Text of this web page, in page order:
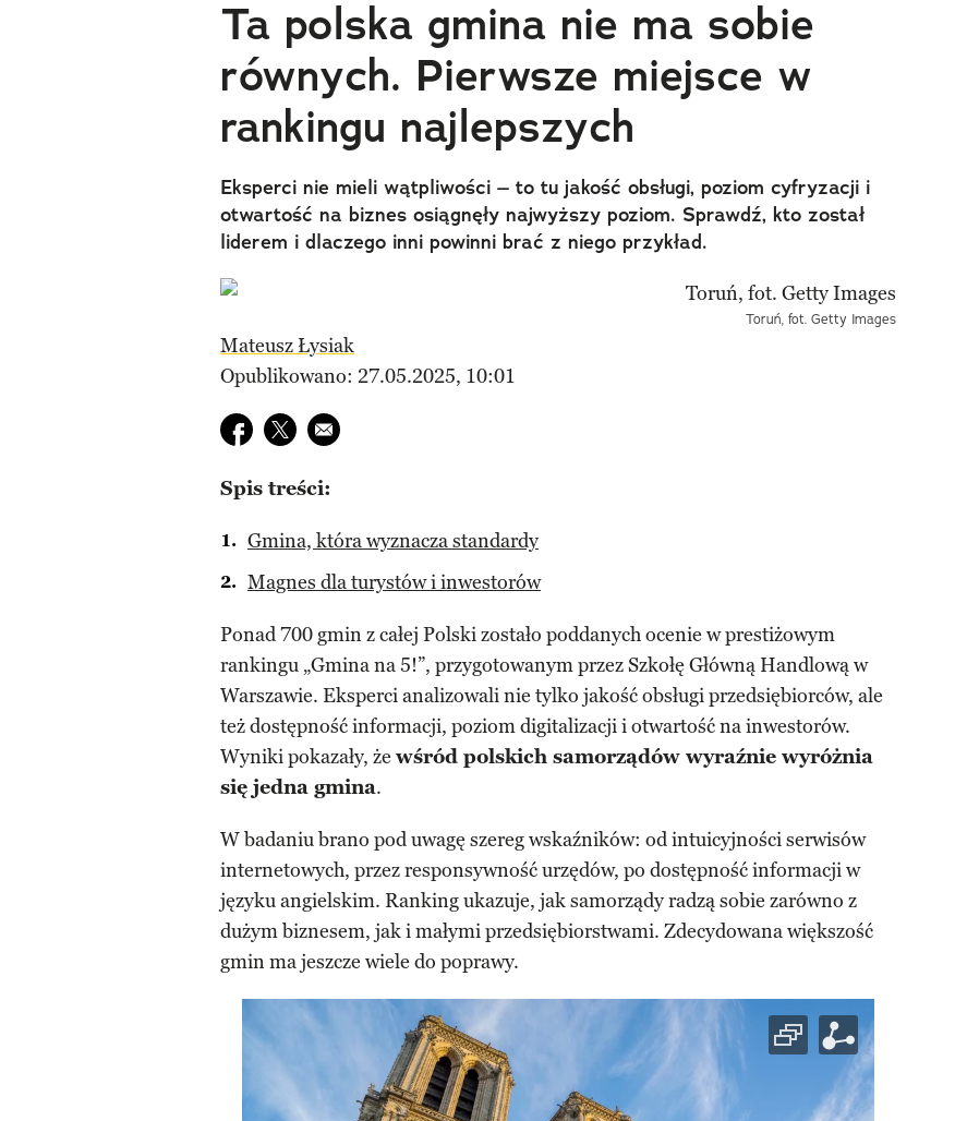
Ta polska gmina nie ma sobie
równych. Pierwsze miejsce w
rankingu najlepszych
Eksperci nie mieli wątpliwości – to tu jakość obsługi, poziom cyfryzacji i
otwartość na biznes osiągnęły najwyższy poziom. Sprawdź, kto został
liderem i dlaczego inni powinni brać z niego przykład.
Toruń, fot. Getty Images
Mateusz Łysiak
Opublikowano: 27.05.2025, 10:01
Udostępnij na facebook
Udostępnij na twitter
E-mail do przyjaciela
Spis treści:
Gmina, która wyznacza standardy
Magnes dla turystów i inwestorów
Ponad 700 gmin z całej Polski zostało poddanych ocenie w prestiżowym
rankingu „Gmina na 5!”, przygotowanym przez Szkołę Główną Handlową w
Warszawie. Eksperci analizowali nie tylko jakość obsługi przedsiębiorców, ale
też dostępność informacji, poziom digitalizacji i otwartość na inwestorów.
Wyniki pokazały, że wśród polskich samorządów wyraźnie wyróżnia
się jedna gmina.
W badaniu brano pod uwagę szereg wskaźników: od intuicyjności serwisów
internetowych, przez responsywność urzędów, po dostępność informacji w
języku angielskim. Ranking ukazuje, jak samorządy radzą sobie zarówno z
dużym biznesem, jak i małymi przedsiębiorstwami. Zdecydowana większość
gmin ma jeszcze wiele do poprawy.